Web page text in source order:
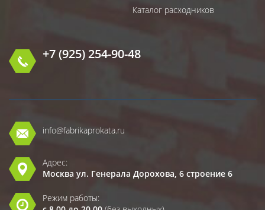
Каталог расходников
+7 (925) 254-90-48
info@fabrikaprokata.ru
Адрес:
Москва ул. Генерала Дорохова, 6 строение 6
Режим работы: